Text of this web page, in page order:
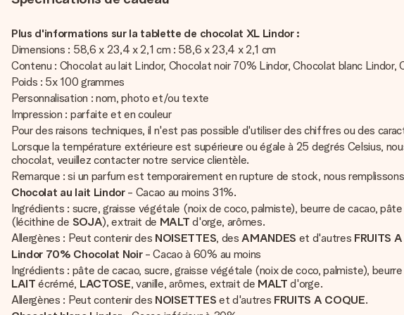
Plus d'informations sur la tablette de chocolat XL Lindor :
Dimensions : 58,6 x 23,4 x 2,1 cm : 58,6 x 23,4 x 2,1 cm
Contenu : Chocolat au lait Lindor, Chocolat noir 70% Lindor, Chocolat blanc
Poids : 5x 100 grammes
Personnalisation : nom, photo et/ou texte
Impression : parfaite et en couleur
Pour des raisons techniques, il n'est pas possible d'utiliser des chiffres ou des
Lorsque la température extérieure est supérieure ou égale à 25 degrés Celsius,
chocolat, veuillez contacter notre service clientèle.
Remarque : si un parfum est temporairement en rupture de stock, nous
Chocolat au lait Lindor- Cacao au moins 31%.
Ingrédients : sucre, graisse végétale (noix de coco, palmiste), beurre de cacao,
(lécithine de SOJA), extrait de MALT d'orge, arômes.
Allergènes : Peut contenir des NOISETTES, desAMANDES et d'autres FRUITS
Lindor 70% Chocolat Noir- Cacao à 60% au moins
Ingrédients : pâte de cacao, sucre, graisse végétale (noix de coco, palmiste),
LAIT écrémé, LACTOSE, vanille, arômes, extrait de MALT d'orge.
Allergènes : Peut contenir des NOISETTES et d'autres FRUITS A COQUE.